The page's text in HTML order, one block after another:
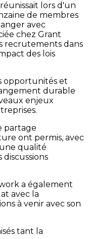
lors d'un
de membres
avec
chez Grant
recrutements dans
des lois
opportunités et
durable
enjeux
partage
ont permis, avec
qualité
a également
avec la
à venir avec son
tant la